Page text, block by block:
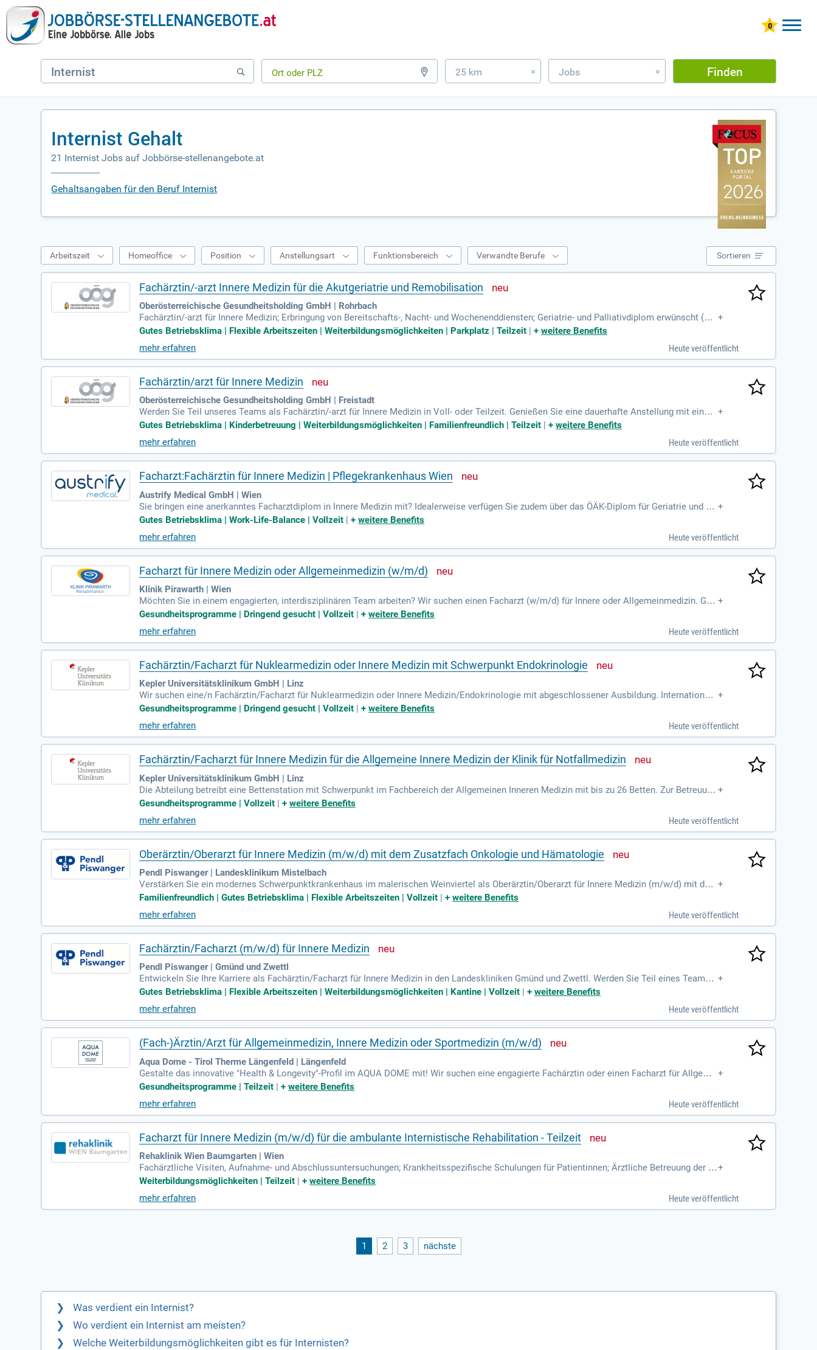
25 km » Jobs » Finden
Internist Gehalt
21 Internist Jobs auf Jobbörse-stellenangebote.at
Gehaltsangaben für den Beruf Internist
Arbeitszeit Homeoffice Position Anstellungsart Funktionsbereich Verwandte Berufe Sortieren
Fachärztin/-arzt Innere Medizin für die Akutgeriatrie und Remobilisation
Oberösterreichische Gesundheitsholding GmbH | Rohrbach
Fachärztin/-arzt für Innere Medizin; Erbringung von Bereitschafts-, Nacht- und Wochenenddiensten; Geriatrie- und Palliativdiplom erwünscht (Un
terstützung zur Erlangung des Diploms möglich); Umfangreiche allgemeininternistische Erfahrung von Vorteil.
+
Gutes Betriebsklima | Flexible Arbeitszeiten | Weiterbildungsmöglichkeiten | Parkplatz | Teilzeit |+weitere Benefits
mehr erfahren
Heute veröffentlicht
Fachärztin/arzt für Innere Medizin
Oberösterreichische Gesundheitsholding GmbH | Freistadt
Werden Sie Teil unseres Teams als Fachärztin/-arzt für Innere Medizin in Voll- oder Teilzeit. Genießen Sie eine dauerhafte Anstellung mit einem
attraktiven Gehalt von mindestens EUR 147.400,-. Ihre Expertise ist bei uns gefragt!
+
Gutes Betriebsklima | Kinderbetreuung | Weiterbildungsmöglichkeiten | Familienfreundlich | Teilzeit |+weitere Benefits
mehr erfahren
Heute veröffentlicht
Facharzt:Fachärztin für Innere Medizin | Pflegekrankenhaus Wien
Austrify Medical GmbH | Wien
Sie bringen eine anerkanntes Facharztdiplom in Innere Medizin mit? Idealerweise verfügen Sie zudem über das ÖÄK-Diplom für Geriatrie und Ps
ychosomatische Medizin. Bewerben Sie sich jetzt und gestalten Sie Ihre Karriere bei uns!
+
Gutes Betriebsklima | Work-Life-Balance | Vollzeit |+weitere Benefits
mehr erfahren
Heute veröffentlicht
Facharzt für Innere Medizin oder Allgemeinmedizin (w/m/d)
Klinik Pirawarth | Wien
Möchten Sie in einem engagierten, interdisziplinären Team arbeiten? Wir suchen einen Facharzt (w/m/d) für Innere oder Allgemeinmedizin. Ges
talten Sie aktiv die Rehabilitation in Bereichen wie Herz-Kreislauferkrankungen, Pulmologie und Neurologie mit!
+
Gesundheitsprogramme | Dringend gesucht | Vollzeit |+weitere Benefits
mehr erfahren
Heute veröffentlicht
Fachärztin/Facharzt für Nuklearmedizin oder Innere Medizin mit Schwerpunkt Endokrinologie
Kepler Universitätsklinikum GmbH | Linz
Wir suchen eine/n Fachärztin/Facharzt für Nuklearmedizin oder Innere Medizin/Endokrinologie mit abgeschlossener Ausbildung. Internationale
Bewerber*innen müssen die Anforderungen der Ärztekammer erfüllen. Gestalten Sie Ihre Karriere bei uns!
+
Gesundheitsprogramme | Dringend gesucht | Vollzeit |+weitere Benefits
mehr erfahren
Heute veröffentlicht
Fachärztin/Facharzt für Innere Medizin für die Allgemeine Innere Medizin der Klinik für Notfallmedizin
Kepler Universitätsklinikum GmbH | Linz
Die Abteilung betreibt eine Bettenstation mit Schwerpunkt im Fachbereich der Allgemeinen Inneren Medizin mit bis zu 26 Betten. Zur Betreuung
dieses internistischen Patient Innenkollektivs suchen wir Fachärztinnen und Fachärzte für Innere Medizin.
+
Gesundheitsprogramme | Vollzeit |+weitere Benefits
mehr erfahren
Heute veröffentlicht
Oberärztin/Oberarzt für Innere Medizin (m/w/d) mit dem Zusatzfach Onkologie und Hämatologie
Pendl Piswanger | Landesklinikum Mistelbach
Verstärken Sie ein modernes Schwerpunktkrankenhaus im malerischen Weinviertel als Oberärztin/Oberarzt für Innere Medizin (m/w/d) mit den
Zusatzfächern Onkologie und Hämatologie. Gestalten Sie die hochwertige medizinische Versorgung unserer Patienten aktiv mit!
+
Familienfreundlich | Gutes Betriebsklima | Flexible Arbeitszeiten | Vollzeit |+weitere Benefits
mehr erfahren
Heute veröffentlicht
Fachärztin/Facharzt (m/w/d) für Innere Medizin
Pendl Piswanger | Gmünd und Zwettl
Entwickeln Sie Ihre Karriere als Fachärztin/Facharzt für Innere Medizin in den Landeskliniken Gmünd und Zwettl. Werden Sie Teil eines Teams,
das in Niederösterreich eine umfassende und moderne Patientenversorgung bietet. Bewerben Sie sich jetzt!
+
Gutes Betriebsklima | Flexible Arbeitszeiten | Weiterbildungsmöglichkeiten | Kantine | Vollzeit |+weitere Benefits
mehr erfahren
Heute veröffentlicht
(Fach-)Ärztin/Arzt für Allgemeinmedizin, Innere Medizin oder Sportmedizin (m/w/d)
Aqua Dome - Tirol Therme Längenfeld | Längenfeld
Gestalte das innovative "Health & Longevity"-Profil im AQUA DOME mit! Wir suchen eine engagierte Fachärztin oder einen Facharzt für Allgeme
inmedizin, Innere Medizin, Sportmedizin oder Komplementärmedizin (Österreich, Deutschland oder Schweiz, anerkannt in Österreich).
+
Gesundheitsprogramme | Teilzeit |+weitere Benefits
mehr erfahren
Heute veröffentlicht
Facharzt für Innere Medizin (m/w/d) für die ambulante Internistische Rehabilitation - Teilzeit
Rehaklinik Wien Baumgarten | Wien
Fachärztliche Visiten, Aufnahme- und Abschlussuntersuchungen; Krankheitsspezifische Schulungen für Patientinnen; Ärztliche Betreuung der k
ardiologischen und internistisch medizinischen Trainingstherapie.
+
Weiterbildungsmöglichkeiten | Teilzeit |+weitere Benefits
mehr erfahren
Heute veröffentlicht
1 2 3 nächste
Was verdient ein Internist?
Wo verdient ein Internist am meisten?
Welche Weiterbildungsmöglichkeiten gibt es für Internisten?